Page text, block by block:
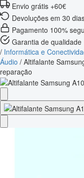
Envio grátis +60€
Devoluções em 30
Pagamento 100%
Garantia de qualidade
/ Informática e
Áudio / Altifalante
reparação